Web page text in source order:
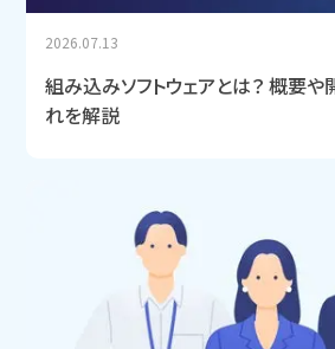
2026.07.13
組み込みソフトウェアとは？ 概要や
れを解説